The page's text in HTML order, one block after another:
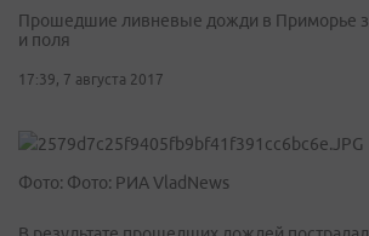
Прошедшие ливневые дожди в Приморье
и поля
17:39, 7 августа 2017
Фото: Фото: РИА VladNews